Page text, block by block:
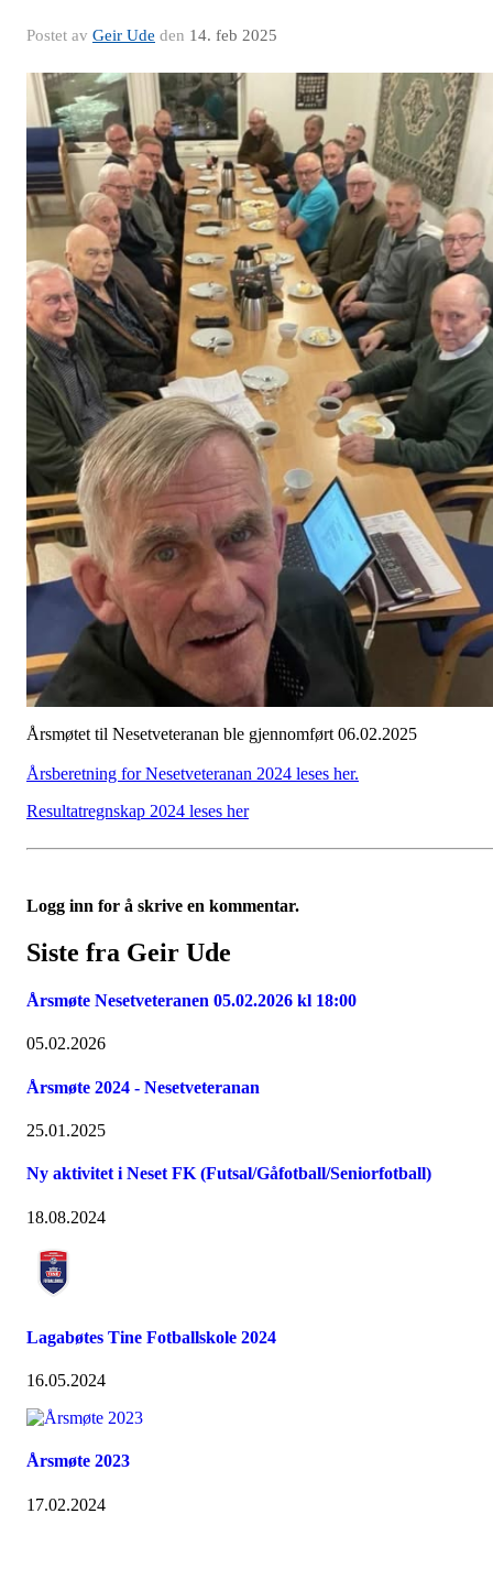
Postet av Geir Ude den 14. feb 2025
Årsmøtet til Nesetveteranan ble gjennomført 06.02.2025
Årsberetning for Nesetveteranan 2024 leses her.
Resultatregnskap 2024 leses her
Logg inn for å skrive en kommentar.
Siste fra Geir Ude
Årsmøte Nesetveteranen 05.02.2026 kl 18:00
05.02.2026
Årsmøte 2024 - Nesetveteranan
25.01.2025
Ny aktivitet i Neset FK (Futsal/Gåfotball/Seniorfotball)
18.08.2024
Lagabøtes Tine Fotballskole 2024
16.05.2024
Årsmøte 2023
17.02.2024